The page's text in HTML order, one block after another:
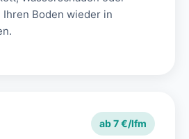
Ihren Boden wieder in
ab 7 €/lfm